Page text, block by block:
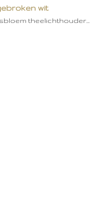
wit
theelichthouder…